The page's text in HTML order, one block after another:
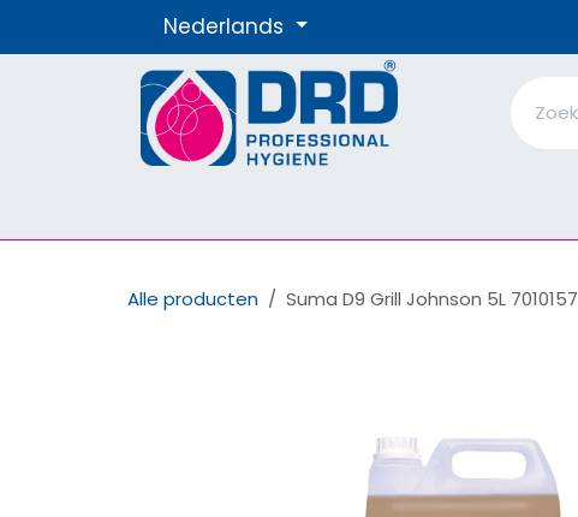
Nederlands
Alle producten Suma D9 Grill Johnson 5L 7010157